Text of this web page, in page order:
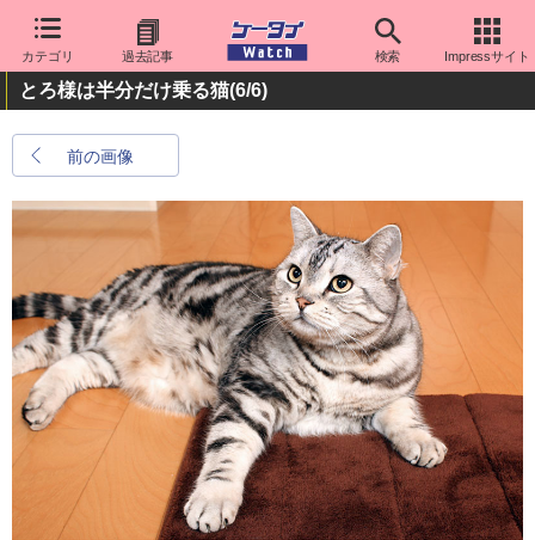
カテゴリ 過去記事 検索 Impressサイト
とろ様は半分だけ乗る猫(6/6)
前の画像